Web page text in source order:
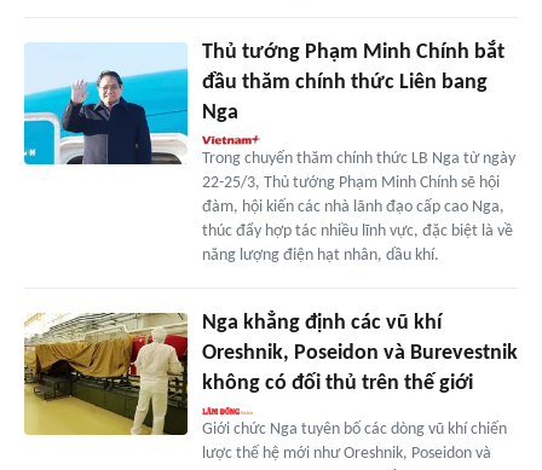
Thủ tướng Phạm Minh Chính bắt
đầu thăm chính thức Liên bang
Nga
Trong chuyến thăm chính thức LB Nga từ ngày
22-25/3, Thủ tướng Phạm Minh Chính sẽ hội
đàm, hội kiến các nhà lãnh đạo cấp cao Nga,
thúc đẩy hợp tác nhiều lĩnh vực, đặc biệt là về
năng lượng điện hạt nhân, dầu khí.
Nga khẳng định các vũ khí
Oreshnik, Poseidon và Burevestnik
không có đối thủ trên thế giới
Giới chức Nga tuyên bố các dòng vũ khí chiến
lược thế hệ mới như Oreshnik, Poseidon và